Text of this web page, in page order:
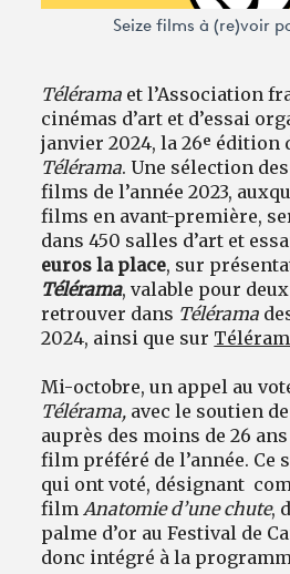
Seize films à (re)voir
Télérama et l’Association
cinémas d’art et d’essai
janvier 2024, la 26ᵉ édition
Télérama. Une sélection
films de l’année 2023,
films en avant-première,
dans 450 salles d’art et
euros la place, sur
Télérama, valable pour
retrouver dans Télérama
2024, ainsi que sur
Mi-octobre, un appel au
Télérama, avec le soutien
auprès des moins de 26
film préféré de l’année. Ce
qui ont voté, désignant
film Anatomie d’une chute,
palme d’or au Festival de
donc intégré à la